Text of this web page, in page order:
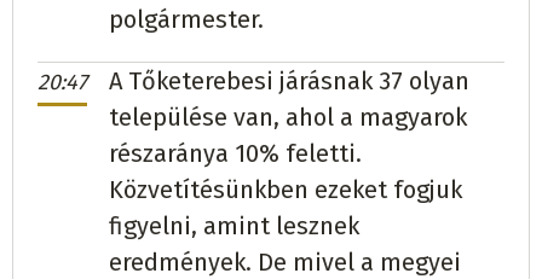
polgármester.
20:47
A Tőketerebesi járásnak 37 olyan
települése van, ahol a magyarok
részaránya 10% feletti.
Közvetítésünkben ezeket fogjuk
figyelni, amint lesznek
eredmények. De mivel a megyei